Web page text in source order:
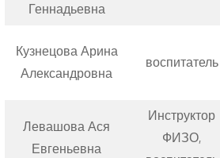
Геннадьевна
Кузнецова Арина
Александровна
воспитатель
Левашова Ася
Евгеньевна
Инструктор
ФИЗО,